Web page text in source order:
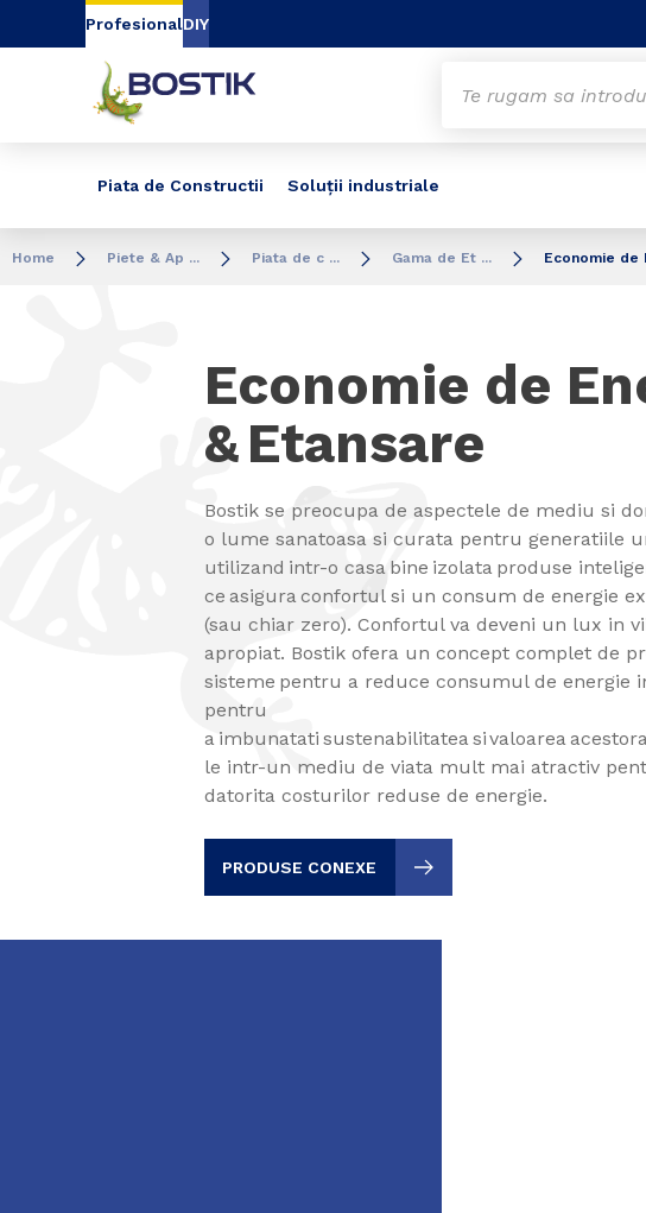
Go to content Go to navigation
ProfesionalDIY
Piata de Constructii Soluții industriale
Home Piete & Ap ... Piata de c ... Gama de Et ... Economie de
Economie de
& Etansare
Bostik se preocupa de aspectele de mediu si
o lume sanatoasa si curata pentru generatiile
utilizand intr-o casa bine izolata produse
ce asigura confortul si un consum de energie
(sau chiar zero). Confortul va deveni un lux in
apropiat. Bostik ofera un concept complet de
sisteme pentru a reduce consumul de energie
pentru
a imbunatati sustenabilitatea si valoarea
le intr-un mediu de viata mult mai atractiv
datorita costurilor reduse de energie.
PRODUSE CONEXE